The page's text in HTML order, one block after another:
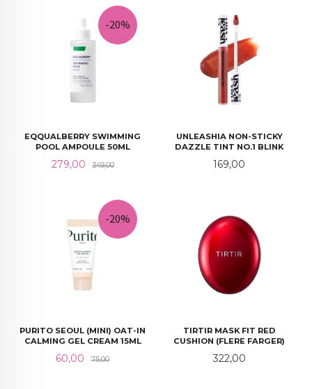
EQQUALBERRY SWIMMING
POOL AMPOULE 50ML
Tilbud
279,00 349,00Rabatt
-20%
UNLEASHIA NON-STICKY
DAZZLE TINT NO.1 BLINK
Pris
169,00
PURITO SEOUL (MINI) OAT-IN
CALMING GEL CREAM 15ML
Tilbud
60,00 75,00Rabatt
-20%
TIRTIR MASK FIT RED
CUSHION (FLERE FARGER)
Pris
322,00